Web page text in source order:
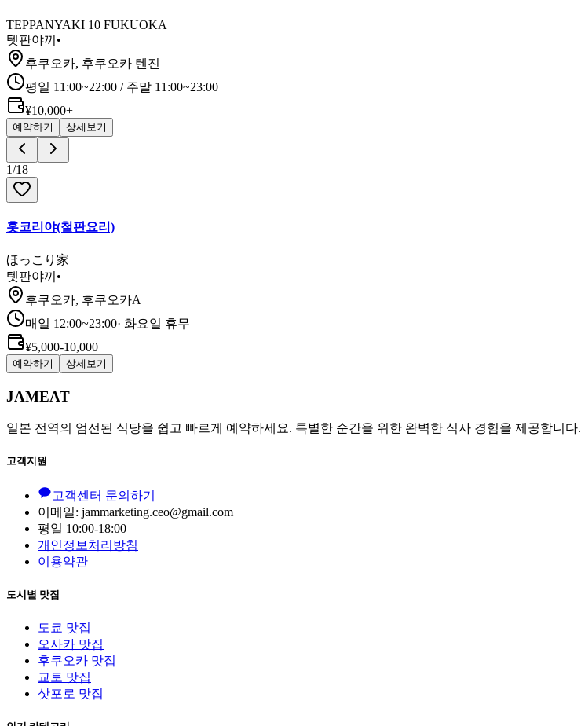
TEPPANYAKI 10 FUKUOKA
텟판야끼 •
후쿠오카, 후쿠오카 텐진
평일 11:00~22:00 / 주말 11:00~23:00
¥10,000+
예약하기 상세보기
1/18
홋코리야(철판요리)
ほっこり家
텟판야끼 •
후쿠오카, 후쿠오카A
매일 12:00~23:00· 화요일 휴무
¥5,000-10,000
예약하기 상세보기
JAMEAT
일본 전역의 엄선된 식당을 쉽고 빠르게 예약하세요. 특별한 순간을 위한 완벽한 식사 경험을 제공합니다.
고객지원
고객센터 문의하기
이메일: jammarketing.ceo@gmail.com
평일 10:00-18:00
개인정보처리방침
이용약관
도시별 맛집
도쿄 맛집
오사카 맛집
후쿠오카 맛집
교토 맛집
삿포로 맛집